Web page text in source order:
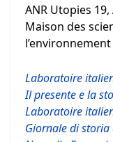
ANR Utopies 19,
Maison des
Laboratoire
Il presente e la
Laboratoire
Giornale di storia